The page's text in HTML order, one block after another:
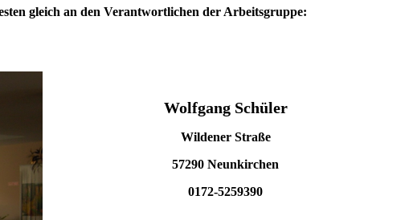
gleich an den Verantwortlichen der Arbeitsgruppe:
Wolfgang Schüler
Wildener Straße
57290 Neunkirchen
0172-5259390